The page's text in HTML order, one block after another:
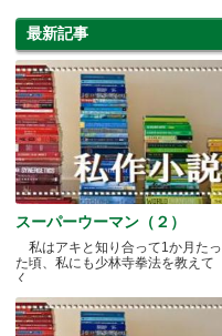
最新記事
スーパーウーマン（２）
私はアキと知り合って1か月たっ
た頃、私にも少林寺拳法を教えて
く.....